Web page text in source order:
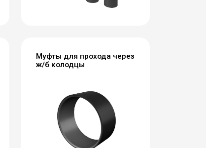
Муфты для прохода через
ж/б колодцы